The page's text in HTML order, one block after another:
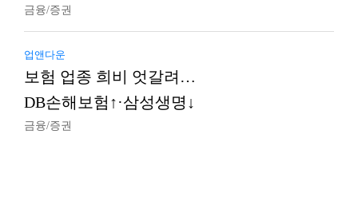
금융/증권
업앤다운
보험 업종 희비 엇갈려…
DB손해보험↑·삼성생명↓
금융/증권